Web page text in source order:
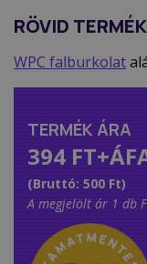
RÖVID
WPC falburkolat
TERMÉK ÁRA
394
(Bruttó: 500 Ft)
A megjelölt ár 1 db